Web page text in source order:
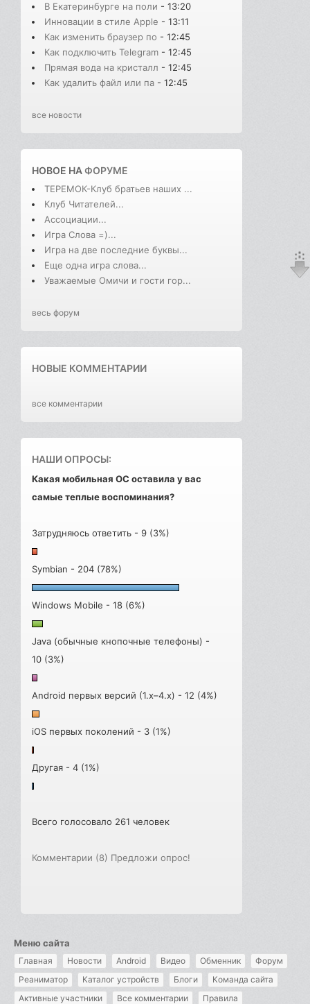
В Екатеринбурге на поли - 13:20
Инновации в стиле Apple - 13:11
Как изменить браузер по - 12:45
Как подключить Telegram - 12:45
Прямая вода на кристалл - 12:45
Как удалить файл или па - 12:45
все новости
НОВОЕ НАФОРУМЕ
ТЕРЕМОК-Клуб братьев наших ...
Клуб Читателей...
Ассоциации...
Игра Слова =)...
Игра на две последние буквы...
Еще одна игра слова...
Уважаемые Омичи и гости гор...
весь форум
НОВЫЕ КОММЕНТАРИИ
все комментарии
НАШИ ОПРОСЫ:
Какая мобильная ОС оставила у вас
самые теплые воспоминания?
Затрудняюсь ответить - 9 (3%)
Symbian - 204 (78%)
Windows Mobile - 18 (6%)
Java (обычные кнопочные телефоны) -
10 (3%)
Android первых версий (1.x–4.x) - 12 (4%)
iOS первых поколений - 3 (1%)
Другая - 4 (1%)
Всего голосовало 261 человек
Комментарии (8) Предложи опрос!
Меню сайта
Главная Новости Android Видео Обменник
Форум
Реаниматор
Каталог устройств Блоги
Команда сайта
Активные участники
Все комментарии Правила